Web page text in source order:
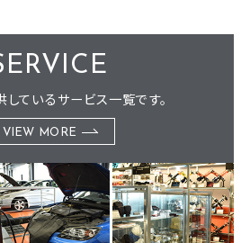
ているサービス一覧です。
VIEW MORE